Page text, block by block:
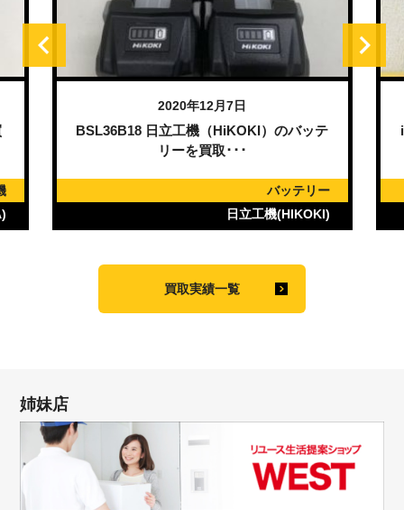
2020年12月7日
BSL36B18 日立工機（HiKOKI）のバッテ
リーを買取･･･
バッテリー
日立工機(HIKOKI)
買取実績一覧
姉妹店